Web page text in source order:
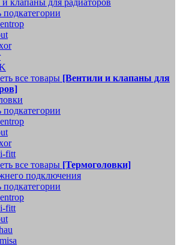
клапаны для радиаторов
подкатегории
все товары [Вентили и клапаны для
подкатегории
fitt
все товары [Термоголовки]
подключения
подкатегории
fitt